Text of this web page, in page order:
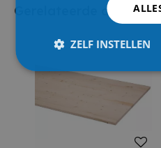
Gerelateerde artikelen
ZELF INSTELLEN